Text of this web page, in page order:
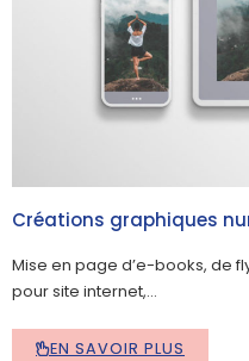
Créations graphiques
Mise en page d’e-books, de
pour site internet,…
EN SAVOIR PLUS